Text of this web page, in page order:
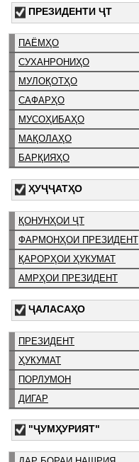
ПРЕЗИДЕНТИ ҶТ
ПАЁМҲО
СУХАНРОНИҲО
МУЛОҚОТҲО
САФАРҲО
МУСОҲИБАҲО
МАҚОЛАҲО
БАРҚИЯҲО
ҲУҶҶАТҲО
ҚОНУНҲОИ ҶТ
ФАРМОНҲОИ ПРЕЗИДЕНТ
ҚАРОРҲОИ ҲУКУМАТ
АМРҲОИ ПРЕЗИДЕНТ
ҶАЛАСАҲО
ПРЕЗИДЕНТ
ҲУКУМАТ
ПОРЛУМОН
ДИГАР
"ҶУМҲУРИЯТ"